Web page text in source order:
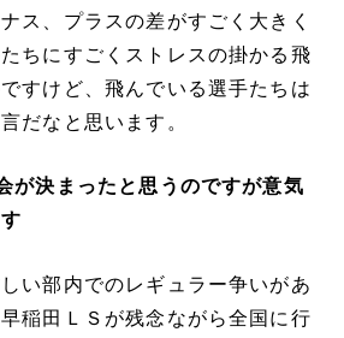
ス、プラスの差がすごく大きく
ちにすごくストレスの掛かる飛
すけど、飛んでいる選手たちは
だなと思います。
が決まったと思うのですが意気
い部内でのレギュラー争いがあ
稲田ＬＳが残念ながら全国に行